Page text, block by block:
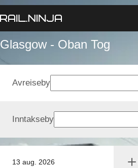
Glasgow - Oban Tog
13 aug. 2026
Avreiseby
Inntakseby